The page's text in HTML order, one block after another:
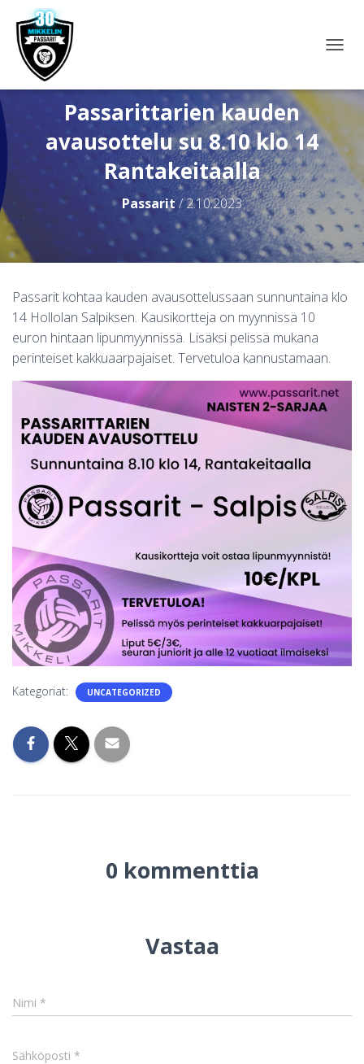
V
I
T
P
Ä
L
E
/
Passarittarien kauden
avausottelu su 8.10 klo 14
Rantakeitaalla
Passarit/2.10.2023
Passarit kohtaa kauden avausottelussaan sunnuntaina klo
14 Hollolan Salpiksen. Kausikortteja on myynnissä 10
euron hintaan lipunmyynnissä. Lisäksi pelissä mukana
perinteiset kakkuaarpajaiset. Tervetuloa kannustamaan.
Kategoriat: UNCATEGORIZED
0 kommenttia
Vastaa
Nimi *
Sähköposti *